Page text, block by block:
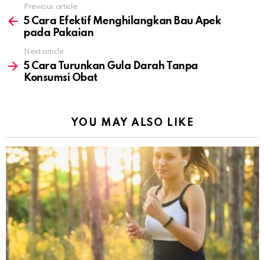
more
Previous article
5 Cara Efektif Menghilangkan Bau Apek
pada Pakaian
Next article
5 Cara Turunkan Gula Darah Tanpa
Konsumsi Obat
YOU MAY ALSO LIKE